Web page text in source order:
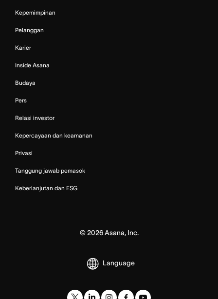
Kepemimpinan
Pelanggan
Karier
Inside Asana
Budaya
Pers
Relasi investor
Kepercayaan dan keamanan
Privasi
Tanggung jawab pemasok
Keberlanjutan dan ESG
© 2026Asana, Inc.
Language